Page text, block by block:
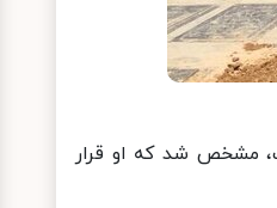
مشخص شد که او قرار